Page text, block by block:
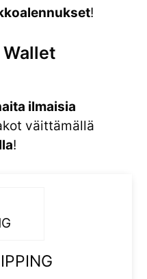
!
Wallet
ilmaisia
väittämällä
!